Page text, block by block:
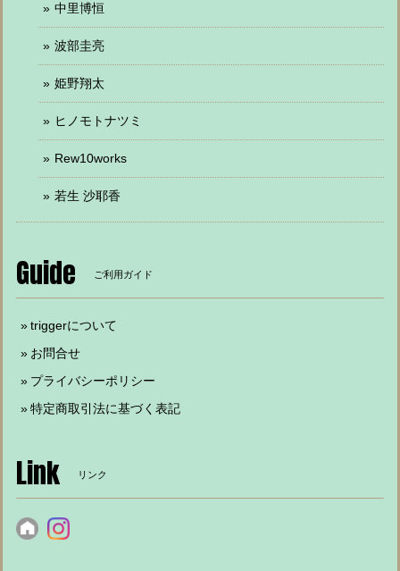
中里博恒
波部圭亮
姫野翔太
ヒノモトナツミ
Rew10works
若生 沙耶香
Guide ご利用ガイド
triggerについて
お問合せ
プライバシーポリシー
特定商取引法に基づく表記
Link リンク